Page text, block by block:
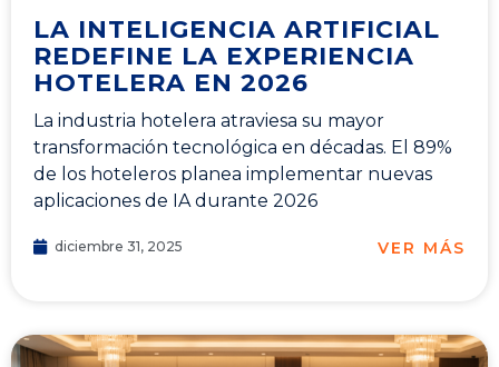
LA INTELIGENCIA ARTIFICIAL
REDEFINE LA EXPERIENCIA
HOTELERA EN 2026
La industria hotelera atraviesa su mayor
transformación tecnológica en décadas. El 89%
de los hoteleros planea implementar nuevas
aplicaciones de IA durante 2026
diciembre 31, 2025 VER MÁS